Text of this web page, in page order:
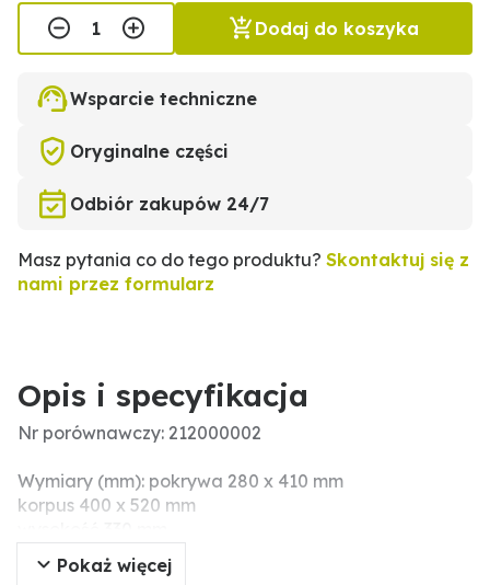
Dodaj do koszyka
Wsparcie techniczne
Oryginalne części
Odbiór zakupów 24/7
Masz pytania co do tego produktu? Skontaktuj się z
nami przez formularz
Opis i specyfikacja
Nr porównawczy: 212000002
Wymiary (mm): pokrywa 280 x 410 mm
korpus 400 x 520 mm
Pokaż więcej